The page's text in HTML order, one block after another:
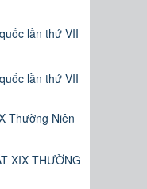
lần thứ VII
lần thứ VII
Thường Niên
XIX THƯỜNG